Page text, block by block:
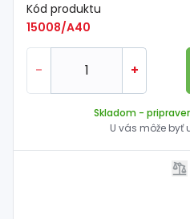
Kód produktu
15008/A40
- +
Skladom -
U vás môže byť